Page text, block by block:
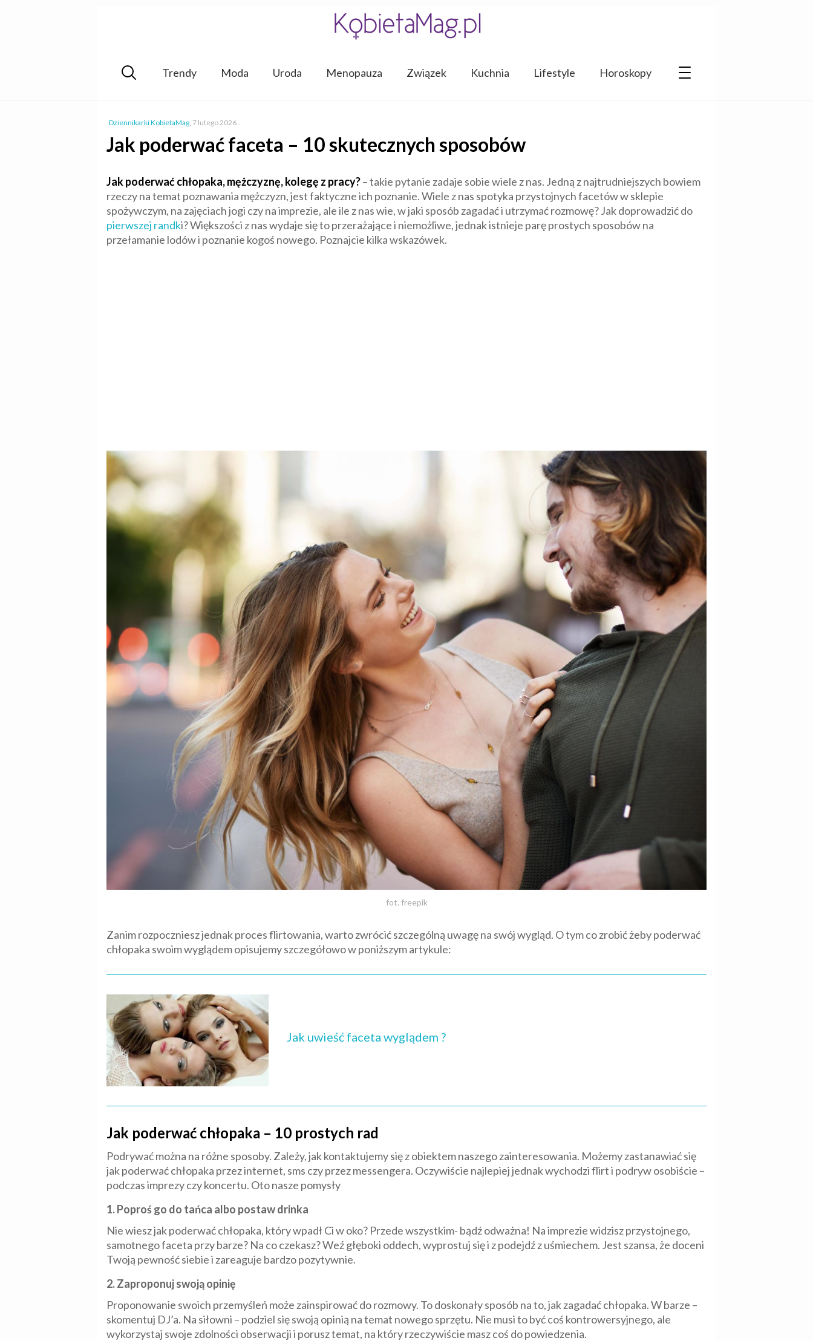
Trendy Moda Uroda Menopauza Związek Kuchnia Lifestyle Horoskopy
Dziennikarki KobietaMag, 7 lutego 2026
Jak poderwać faceta – 10 skutecznych sposobów
Jak poderwać chłopaka, mężczyznę, kolegę z pracy?– takie pytanie zadaje sobie wiele z nas. Jedną z najtrudniejszych bowiem
rzeczy na temat poznawania mężczyzn, jest faktyczne ich poznanie. Wiele z nas spotyka przystojnych facetów w sklepie
spożywczym, na zajęciach jogi czy na imprezie, ale ile z nas wie, w jaki sposób zagadać i utrzymać rozmowę? Jak doprowadzić do
pierwszej randki? Większości z nas wydaje się to przerażające i niemożliwe, jednak istnieje parę prostych sposobów na
przełamanie lodów i poznanie kogoś nowego. Poznajcie kilka wskazówek.
fot. freepik
Zanim rozpoczniesz jednak proces flirtowania, warto zwrócić szczególną uwagę na swój wygląd. O tym co zrobić żeby poderwać
chłopaka swoim wyglądem opisujemy szczegółowo w poniższym artykule:
Jak uwieść faceta wyglądem ?
Jak poderwać chłopaka – 10 prostych rad
Podrywać można na różne sposoby. Zależy, jak kontaktujemy się z obiektem naszego zainteresowania. Możemy zastanawiać się
jak poderwać chłopaka przez internet, sms czy przez messengera. Oczywiście najlepiej jednak wychodzi flirt i podryw osobiście –
podczas imprezy czy koncertu. Oto nasze pomysły
1. Poproś go do tańca albo postaw drinka
Nie wiesz jak poderwać chłopaka, który wpadł Ci w oko? Przede wszystkim- bądź odważna! Na imprezie widzisz przystojnego,
samotnego faceta przy barze? Na co czekasz? Weź głęboki oddech, wyprostuj się i z podejdź z uśmiechem. Jest szansa, że doceni
Twoją pewność siebie i zareaguje bardzo pozytywnie.
2. Zaproponuj swoją opinię
Proponowanie swoich przemyśleń może zainspirować do rozmowy. To doskonały sposób na to, jak zagadać chłopaka. W barze –
skomentuj DJ’a. Na siłowni – podziel się swoją opinią na temat nowego sprzętu. Nie musi to być coś kontrowersyjnego, ale
wykorzystaj swoje zdolności obserwacji i porusz temat, na który rzeczywiście masz coś do powiedzenia.